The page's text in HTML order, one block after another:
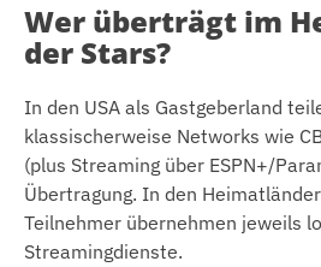
Wer überträgt im
der Stars?
In den USA als Gastgeberland
klassischerweise Networks wie
(plus Streaming über ESPN+/
Übertragung. In den
Teilnehmer übernehmen jeweils
Streamingdienste.